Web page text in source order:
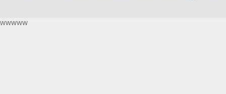
wwwww